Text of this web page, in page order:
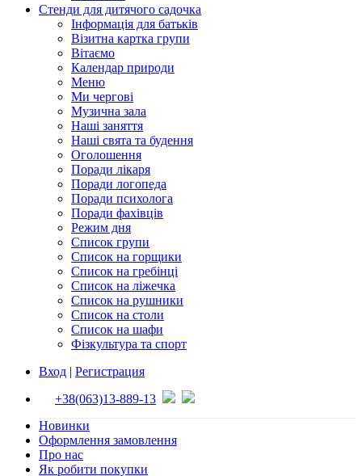
Стенди для дитячого садочка
Інформація для батьків
Візитна картка групи
Вітаємо
Календар природи
Меню
Ми чергові
Музична зала
Наші заняття
Наші свята та будення
Оголошення
Поради лікаря
Поради логопеда
Поради психолога
Поради фахівців
Режим дня
Список групи
Список на горщики
Список на гребінці
Список на ліжечка
Список на рушники
Список на столи
Список на шафи
Фізкультура та спорт
Вход | Регистрация
+38(063)13-889-13
Новинки
Оформлення замовлення
Про нас
Як робити покупки